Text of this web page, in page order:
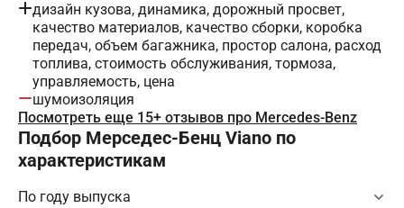
дизайн кузова, динамика, дорожный просвет,
качество материалов, качество сборки, коробка
передач, объем багажника, простор салона, расход
топлива, стоимость обслуживания, тормоза,
управляемость, цена
шумоизоляция
Посмотреть еще 15+ отзывов про Mercedes-Benz
Подбор Мерседес-Бенц Viano по
характеристикам
По году выпуска